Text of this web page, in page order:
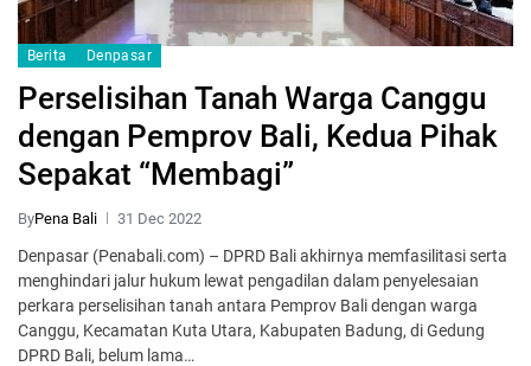
Berita Denpasar
Perselisihan Tanah Warga Canggu
dengan Pemprov Bali, Kedua Pihak
Sepakat “Membagi”
ByPena Bali 31 Dec 2022
Denpasar (Penabali.com) – DPRD Bali akhirnya memfasilitasi serta
menghindari jalur hukum lewat pengadilan dalam penyelesaian
perkara perselisihan tanah antara Pemprov Bali dengan warga
Canggu, Kecamatan Kuta Utara, Kabupaten Badung, di Gedung
DPRD Bali, belum lama…